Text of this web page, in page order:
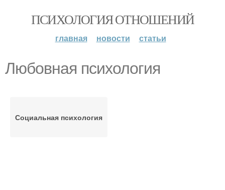
ПСИХОЛОГИЯ ОТНОШЕНИЙ
главная новости статьи
Любовная психология
Социальная психология